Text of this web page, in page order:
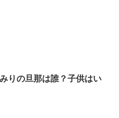
りの旦那は誰？子供はい